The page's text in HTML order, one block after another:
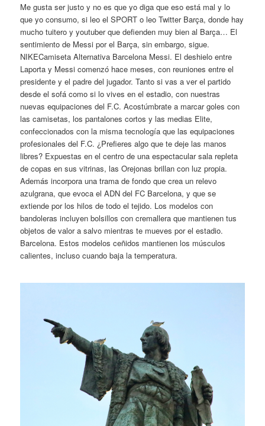
Me gusta ser justo y no es que yo diga que eso está mal y lo
que yo consumo, si leo el SPORT o leo Twitter Barça, donde hay
mucho tuitero y youtuber que defienden muy bien al Barça… El
sentimiento de Messi por el Barça, sin embargo, sigue.
NIKECamiseta Alternativa Barcelona Messi. El deshielo entre
Laporta y Messi comenzó hace meses, con reuniones entre el
presidente y el padre del jugador. Tanto si vas a ver el partido
desde el sofá como si lo vives en el estadio, con nuestras
nuevas equipaciones del F.C. Acostúmbrate a marcar goles con
las camisetas, los pantalones cortos y las medias Elite,
confeccionados con la misma tecnología que las equipaciones
profesionales del F.C. ¿Prefieres algo que te deje las manos
libres? Expuestas en el centro de una espectacular sala repleta
de copas en sus vitrinas, las Orejonas brillan con luz propia.
Además incorpora una trama de fondo que crea un relevo
azulgrana, que evoca el ADN del FC Barcelona, y que se
extiende por los hilos de todo el tejido. Los modelos con
bandoleras incluyen bolsillos con cremallera que mantienen tus
objetos de valor a salvo mientras te mueves por el estadio.
Barcelona. Estos modelos ceñidos mantienen los músculos
calientes, incluso cuando baja la temperatura.